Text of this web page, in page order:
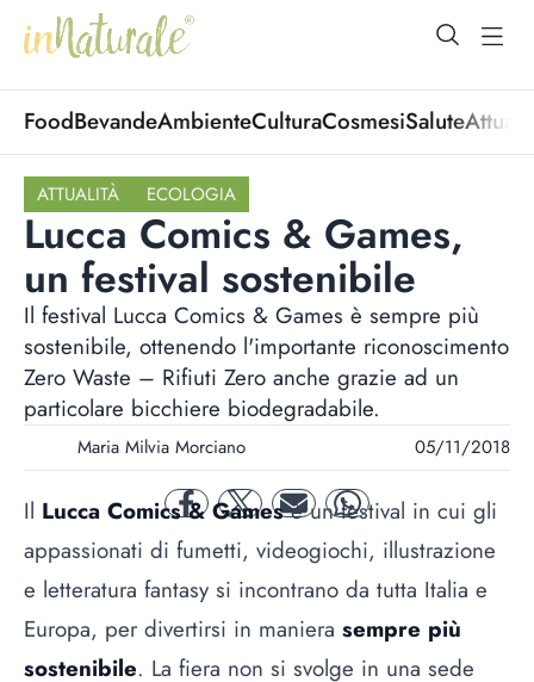
open
FoodBevandeAmbienteCulturaCosmesiSalute
ATTUALITÀ ECOLOGIA
Lucca Comics & Games,
un festival sostenibile
Il festival Lucca Comics & Games è sempre più
sostenibile, ottenendo l'importante riconoscimento
Zero Waste – Rifiuti Zero anche grazie ad un
particolare bicchiere biodegradabile.
Maria Milvia Morciano 05/11/2018
facebooktwitter mail whatsapp
Il Lucca Comics & Gamesè un festival in cui gli
appassionati di fumetti, videogiochi, illustrazione
e letteratura fantasy si incontrano da tutta Italia e
Europa, per divertirsi in maniera sempre più
sostenibile. La fiera non si svolge in una sede